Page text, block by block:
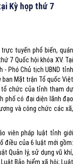
Kỳ họp thứ 7
tuyến phổ biến, quán
7 Quốc hội khóa XV. Tại
- Phó Chủ tịch UBND tỉnh
Mặt trận Tổ quốc Việt
tổ chức của tỉnh tham dự
phố có đại diện lãnh đạo
và công chức các xã,
viên pháp luật tỉnh giới
điều của 6 luật mới gồm:
Quản lý, sử dụng vũ khí,
Bảo hiểm xã hội; Luật